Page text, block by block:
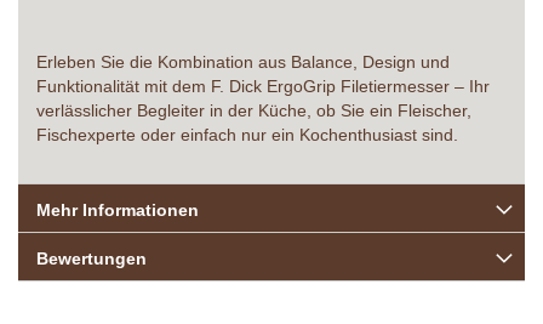
Erleben Sie die Kombination aus Balance, Design und
Funktionalität mit dem F. Dick ErgoGrip Filetiermesser – Ihr
verlässlicher Begleiter in der Küche, ob Sie ein Fleischer,
Fischexperte oder einfach nur ein Kochenthusiast sind.
Mehr Informationen
Bewertungen